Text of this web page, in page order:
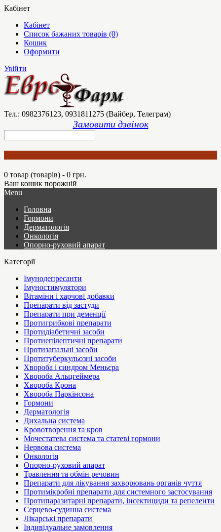
Кабінет
Кабінет
Список бажаних товарів (0)
Кошик
Оформити
Увійти
Тел.: 0982376123, 0931811275 (Вайбер, Телеграм)
Замовити дзвінок
0 товар (товарів) - 0 грн.
Ваш кошик порожній
Menu
Головна
Гормони
Дерматологія
Онкологія
Опорно-руховий апарат
Категорії
Імунодепресанти
Імуностимулятори
Вітаміни і харчові добавки
Препарати від застуди
Препарати при деменції
Протигрибкові препарати
Протидіабетичні засоби
Протиепілептичні препарати
Протизапальні засоби
Протитуберкульозні засоби
Хвороба і синдром Меньєра
Хвороба Альцгеймера
Хвороба Крона
Хвороба Паркінсона
Гормони
Дерматологія
Дихальна система
Кровотворення та кров
Мочестатева система та статеві гормони
Нервова система
Онкологія
Опорно-руховий апарат
Травлення та обмін речовин
Препарати для лікування захворювань органів чуття
Протимікробні препарати для системного застосування
Протипаразитарні препарати, інсектициди та репеленти
Серцево-судинна система
Лікарські препарати
Індивідуальне замовлення